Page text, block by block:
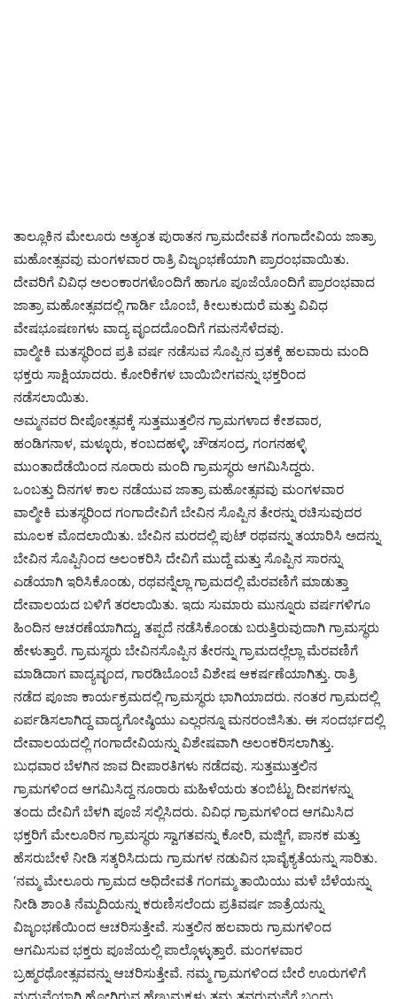
ತಾಲ್ಲೂಕಿನ ಮೇಲೂರು ಅತ್ಯಂತ ಪುರಾತನ ಗ್ರಾಮದೇವತೆ ಗಂಗಾದೇವಿಯ ಜಾತ್ರಾ
ಮಹೋತ್ಸವವು ಮಂಗಳವಾರ ರಾತ್ರಿ ವಿಜೃಂಭಣೆಯಾಗಿ ಪ್ರಾರಂಭವಾಯಿತು.
ದೇವರಿಗೆ ವಿವಿಧ ಅಲಂಕಾರಗಳೊಂದಿಗೆ ಹಾಗೂ ಪೂಜೆಯೊಂದಿಗೆ ಪ್ರಾರಂಭವಾದ
ಜಾತ್ರಾ ಮಹೋತ್ಸವದಲ್ಲಿ ಗಾರ್ಡಿ ಬೊಂಬೆ, ಕೀಲುಕುದುರೆ ಮತ್ತು ವಿವಿಧ
ವೇಷಭೂಷಣಗಳು ವಾದ್ಯ ವೃಂದದೊಂದಿಗೆ ಗಮನಸೆಳೆದವು.
ವಾಲ್ಮೀಕಿ ಮತಸ್ಥರಿಂದ ಪ್ರತಿ ವರ್ಷ ನಡೆಸುವ ಸೊಪ್ಪಿನ ವ್ರತಕ್ಕೆ ಹಲವಾರು ಮಂದಿ
ಭಕ್ತರು ಸಾಕ್ಷಿಯಾದರು. ಕೋರಿಕೆಗಳ ಬಾಯಿಬೀಗವನ್ನು ಭಕ್ತರಿಂದ
ನಡೆಸಲಾಯಿತು.
ಅಮ್ಮನವರ ದೀಪೋತ್ಸವಕ್ಕೆ ಸುತ್ತಮುತ್ತಲಿನ ಗ್ರಾಮಗಳಾದ ಕೇಶವಾರ,
ಹಂಡಿಗನಾಳ, ಮಳ್ಳೂರು, ಕಂಬದಹಳ್ಳಿ, ಚೌಡಸಂದ್ರ, ಗಂಗನಹಳ್ಳಿ
ಮುಂತಾದೆಡೆಯಿಂದ ನೂರಾರು ಮಂದಿ ಗ್ರಾಮಸ್ಥರು ಆಗಮಿಸಿದ್ದರು.
ಒಂಬತ್ತು ದಿನಗಳ ಕಾಲ ನಡೆಯುವ ಜಾತ್ರಾ ಮಹೋತ್ಸವವು ಮಂಗಳವಾರ
ವಾಲ್ಮೀಕಿ ಮತಸ್ಥರಿಂದ ಗಂಗಾದೇವಿಗೆ ಬೇವಿನ ಸೊಪ್ಪಿನ ತೇರನ್ನು ರಚಿಸುವುದರ
ಮೂಲಕ ಮೊದಲಾಯಿತು. ಬೇವಿನ ಮರದಲ್ಲಿ ಪುಟ್ ರಥವನ್ನು ತಯಾರಿಸಿ ಅದನ್ನು
ಬೇವಿನ ಸೊಪ್ಪಿನಿಂದ ಅಲಂಕರಿಸಿ ದೇವಿಗೆ ಮುದ್ದೆ ಮತ್ತು ಸೊಪ್ಪಿನ ಸಾರನ್ನು
ಎಡೆಯಾಗಿ ಇರಿಸಿಕೊಂಡು, ರಥವನ್ನೆಲ್ಲಾ ಗ್ರಾಮದಲ್ಲಿ ಮೆರವಣಿಗೆ ಮಾಡುತ್ತಾ
ದೇವಾಲಯದ ಬಳಿಗೆ ತರಲಾಯಿತು. ಇದು ಸುಮಾರು ಮುನ್ನೂರು ವರ್ಷಗಳಿಗೂ
ಹಿಂದಿನ ಆಚರಣೆಯಾಗಿದ್ದು, ತಪ್ಪದೆ ನಡೆಸಿಕೊಂಡು ಬರುತ್ತಿರುವುದಾಗಿ ಗ್ರಾಮಸ್ಥರು
ಹೇಳುತ್ತಾರೆ. ಗ್ರಾಮಸ್ಥರು ಬೇವಿನಸೊಪ್ಪಿನ ತೇರನ್ನು ಗ್ರಾಮದಲ್ಲೆಲ್ಲಾ ಮೆರವಣಿಗೆ
ಮಾಡಿದಾಗ ವಾದ್ಯವೃಂದ, ಗಾರಡಿಬೊಂಬೆ ವಿಶೇಷ ಆಕರ್ಷಣೆಯಾಗಿತ್ತು. ರಾತ್ರಿ
ನಡೆದ ಪೂಜಾ ಕಾರ್ಯಕ್ರಮದಲ್ಲಿ ಗ್ರಾಮಸ್ಥರು ಭಾಗಿಯಾದರು. ನಂತರ ಗ್ರಾಮದಲ್ಲಿ
ಏರ್ಪಡಿಸಲಾಗಿದ್ದ ವಾದ್ಯಗೋಷ್ಠಿಯು ಎಲ್ಲರನ್ನೂ ಮನರಂಜಿಸಿತು. ಈ ಸಂದರ್ಭದಲ್ಲಿ
ದೇವಾಲಯದಲ್ಲಿ ಗಂಗಾದೇವಿಯನ್ನು ವಿಶೇಷವಾಗಿ ಅಲಂಕರಿಸಲಾಗಿತ್ತು.
ಬುಧವಾರ ಬೆಳಗಿನ ಜಾವ ದೀಪಾರತಿಗಳು ನಡೆದವು. ಸುತ್ತಮುತ್ತಲಿನ
ಗ್ರಾಮಗಳಿಂದ ಆಗಮಿಸಿದ್ದ ನೂರಾರು ಮಹಿಳೆಯರು ತಂಬಿಟ್ಟು ದೀಪಗಳನ್ನು
ತಂದು ದೇವಿಗೆ ಬೆಳಗಿ ಪೂಜೆ ಸಲ್ಲಿಸಿದರು. ವಿವಿಧ ಗ್ರಾಮಗಳಿಂದ ಆಗಮಿಸಿದ
ಭಕ್ತರಿಗೆ ಮೇಲೂರಿನ ಗ್ರಾಮಸ್ಥರು ಸ್ವಾಗತವನ್ನು ಕೋರಿ, ಮಜ್ಜಿಗೆ, ಪಾನಕ ಮತ್ತು
ಹೆಸರುಬೇಳೆ ನೀಡಿ ಸತ್ಕರಿಸಿದುದು ಗ್ರಾಮಗಳ ನಡುವಿನ ಭಾವೈಕ್ಯತೆಯನ್ನು ಸಾರಿತು.
‘ನಮ್ಮ ಮೇಲೂರು ಗ್ರಾಮದ ಅಧಿದೇವತೆ ಗಂಗಮ್ಮ ತಾಯಿಯು ಮಳೆ ಬೆಳೆಯನ್ನು
ನೀಡಿ ಶಾಂತಿ ನೆಮ್ಮದಿಯನ್ನು ಕರುಣಿಸಲೆಂದು ಪ್ರತಿವರ್ಷ ಜಾತ್ರೆಯನ್ನು
ವಿಜೃಂಭಣೆಯಿಂದ ಆಚರಿಸುತ್ತೇವೆ. ಸುತ್ತಲಿನ ಹಲವಾರು ಗ್ರಾಮಗಳಿಂದ
ಆಗಮಿಸುವ ಭಕ್ತರು ಪೂಜೆಯಲ್ಲಿ ಪಾಲ್ಗೊಳ್ಳುತ್ತಾರೆ. ಮಂಗಳವಾರ
ಬ್ರಹ್ಮರಥೋತ್ಸವವನ್ನು ಆಚರಿಸುತ್ತೇವೆ. ನಮ್ಮ ಗ್ರಾಮಗಳಿಂದ ಬೇರೆ ಊರುಗಳಿಗೆ